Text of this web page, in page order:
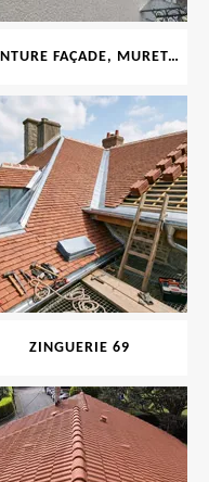
PEINTURE FAÇADE, MURET, TOITURE, BOISERIE, FERRONERIE, GOUTTIÈRE 69
ZINGUERIE 69